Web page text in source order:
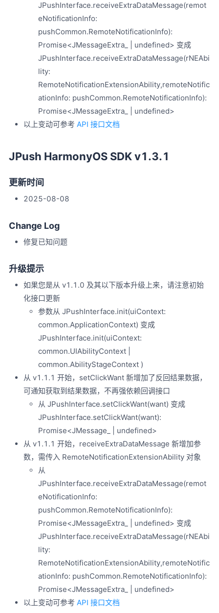
JPushInterface.receiveExtraDataMessage(remot
eNotificationInfo:
pushCommon.RemoteNotificationInfo):
Promise<JMessageExtra_ | undefined> 变成
JPushInterface.receiveExtraDataMessage(rNEAbi
lity:
RemoteNotificationExtensionAbility,remoteNotific
ationInfo: pushCommon.RemoteNotificationInfo):
Promise<JMessageExtra_ | undefined>
以上变动可参考 API 接口文档
JPush HarmonyOS SDK v1.3.1
更新时间
2025-08-08
Change Log
修复已知问题
升级提示
如果您是从 v1.1.0 及其以下版本升级上来，请注意初始
化接口更新
参数从 JPushInterface.init(uiContext:
common.ApplicationContext) 变成
JPushInterface.init(uiContext:
common.UIAbilityContext |
common.AbilityStageContext )
从 v1.1.1 开始，setClickWant 新增加了反回结果数据，
可通知获取到结果数据，不再强依赖回调接口
从 JPushInterface.setClickWant(want) 变成
JPushInterface.setClickWant(want):
Promise<JMessage_ | undefined>
从 v1.1.1 开始，receiveExtraDataMessage 新增加参
数，需传入 RemoteNotificationExtensionAbility 对象
从
JPushInterface.receiveExtraDataMessage(remot
eNotificationInfo:
pushCommon.RemoteNotificationInfo):
Promise<JMessageExtra_ | undefined> 变成
JPushInterface.receiveExtraDataMessage(rNEAbi
lity:
RemoteNotificationExtensionAbility,remoteNotific
ationInfo: pushCommon.RemoteNotificationInfo):
Promise<JMessageExtra_ | undefined>
以上变动可参考 API 接口文档